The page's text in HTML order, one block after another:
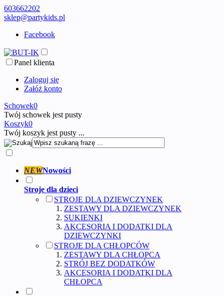
603662202
sklep@partykids.pl
Facebook
Panel klienta
Zaloguj się
Załóż konto
Schowek0
Twój schowek jest pusty
Koszyk0
Twój koszyk jest pusty ...
NEWNowości
Stroje dla dzieci
STROJE DLA DZIEWCZYNEK
ZESTAWY DLA DZIEWCZYNEK
SUKIENKI
AKCESORIA I DODATKI DLA
DZIEWCZYNKI
STROJE DLA CHŁOPCÓW
ZESTAWY DLA CHŁOPCA
STRÓJ BEZ DODATKÓW
AKCESORIA I DODATKI DLA
CHŁOPCA